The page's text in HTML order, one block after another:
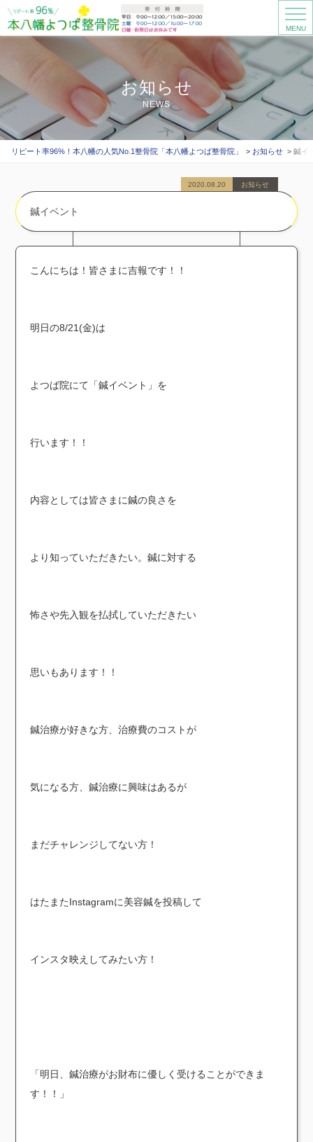
MENU
お知らせ
NEWS
リピート率96%！本八幡の人気No.1整骨院「本八幡よつば整骨院」 お知らせ 鍼イ
鍼イベント
2020.08.20 お知らせ
こんにちは！皆さまに吉報です！！
明日の8/21(金)は
よつば院にて「鍼イベント」を
行います！！
内容としては皆さまに鍼の良さを
より知っていただきたい。鍼に対する
怖さや先入観を払拭していただきたい
思いもあります！！
鍼治療が好きな方、治療費のコストが
気になる方、鍼治療に興味はあるが
まだチャレンジしてない方！
はたまたInstagramに美容鍼を投稿して
インスタ映えしてみたい方！
「明日、鍼治療がお財布に優しく受けることができま
す！！」